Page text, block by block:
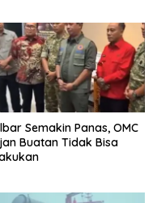
Semakin Panas, OMC
Buatan Tidak Bisa